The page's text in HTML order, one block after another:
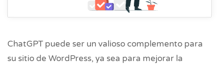
ChatGPT puede ser un valioso complemento para
su sitio de WordPress, ya sea para mejorar la